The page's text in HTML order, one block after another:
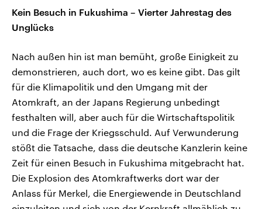
Kein Besuch in Fukushima – Vierter Jahrestag des
Unglücks
Nach außen hin ist man bemüht, große Einigkeit zu
demonstrieren, auch dort, wo es keine gibt. Das gilt
für die Klimapolitik und den Umgang mit der
Atomkraft, an der Japans Regierung unbedingt
festhalten will, aber auch für die Wirtschaftspolitik
und die Frage der Kriegsschuld. Auf Verwunderung
stößt die Tatsache, dass die deutsche Kanzlerin keine
Zeit für einen Besuch in Fukushima mitgebracht hat.
Die Explosion des Atomkraftwerks dort war der
Anlass für Merkel, die Energiewende in Deutschland